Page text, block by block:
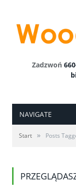
Zadzwoń
NAVIGATE
Start » Posts